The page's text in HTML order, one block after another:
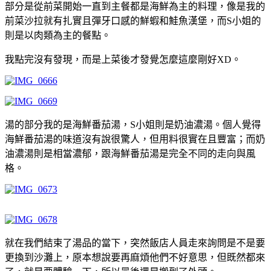
部分是從前菜開始一直到主餐都是海鮮為主的料理，像是我的
前菜沙拉就有扎實且彈牙口感的鮮蝦和鮭魚漢堡，而S小姐的
則是以肉類為主的餐點。
我點完沒有發現，而是上菜後才發覺怎麼這麼剛好XD。
湯的部分我的是海鮮番茄湯，S小姐則是奶油濃湯。個人覺得
海鮮番茄湯的味道沒有說很驚人，但用料很實在且豐富；而奶
油濃湯則是相當濃郁，跟海鮮番茄湯是完全不同的走向與風
格。
就在我們結束了湯品的當下，突然飯店人員走來詢問是不是要
更換到沙灘上，原本想說要再麻煩他們不好意思，但既然都來